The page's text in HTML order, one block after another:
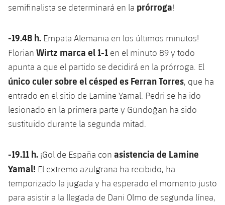
semifinalista se determinará en la prórroga!
-19.48 h. Empata Alemania en los últimos minutos!
Florian Wirtz marca el 1-1 en el minuto 89 y todo
apunta a que el partido se decidirá en la prórroga. El
único culer sobre el césped es Ferran Torres, que ha
entrado en el sitio de Lamine Yamal. Pedri se ha ido
lesionado en la primera parte y Gündoğan ha sido
sustituido durante la segunda mitad.
-19.11 h. ¡Gol de España con asistencia de Lamine
Yamal! El extremo azulgrana ha recibido, ha
temporizado la jugada y ha esperado el momento justo
para asistir a la llegada de Dani Olmo de segunda línea,